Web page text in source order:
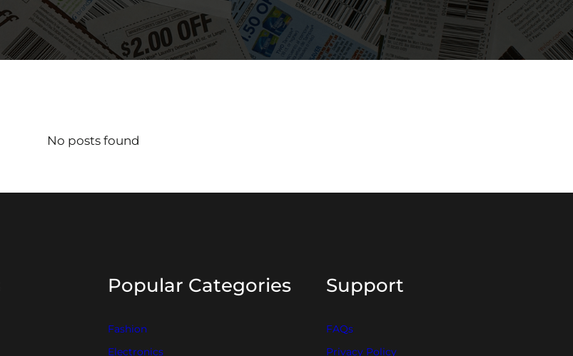
No posts found
Popular Categories
Fashion
Electronics
Support
FAQs
Privacy Policy